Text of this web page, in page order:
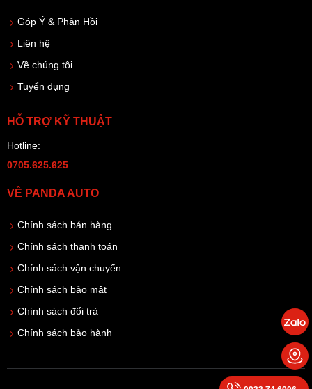
Góp Ý & Phản Hồi
Liên hệ
Về chúng tôi
Tuyển dụng
HỖ TRỢ KỸ THUẬT
Hotline:
0705.625.625
VỀ PANDA AUTO
Chính sách bán hàng
Chính sách thanh toán
Chính sách vận chuyển
Chính sách bảo mật
Chính sách đổi trả
Chính sách bảo hành